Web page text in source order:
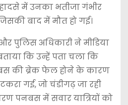
में उनका भतीजा गंभीर
बाद में मौत हो गई।
पुलिस अधिकारी ने मीडिया
कि उन्हें पता चला कि
की ब्रेक फेल होने के कारण
गई, जो चंडीगढ़ जा रही
पनबस में सवार यात्रियों को